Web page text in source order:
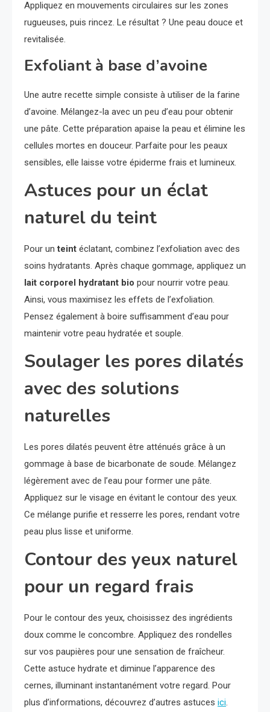
Appliquez en mouvements circulaires sur les zones
rugueuses, puis rincez. Le résultat ? Une peau douce et
revitalisée.
Exfoliant à base d’avoine
Une autre recette simple consiste à utiliser de la farine
d’avoine. Mélangez-la avec un peu d’eau pour obtenir
une pâte. Cette préparation apaise la peau et élimine les
cellules mortes en douceur. Parfaite pour les peaux
sensibles, elle laisse votre épiderme frais et lumineux.
Astuces pour un éclat
naturel du teint
Pour unteint éclatant, combinez l’exfoliation avec des
soins hydratants. Après chaque gommage, appliquez un
lait corporel hydratant bio pour nourrir votre peau.
Ainsi, vous maximisez les effets de l’exfoliation.
Pensez également à boire suffisamment d’eau pour
maintenir votre peau hydratée et souple.
Soulager les pores dilatés
avec des solutions
naturelles
Les pores dilatés peuvent être atténués grâce à un
gommage à base de bicarbonate de soude. Mélangez
légèrement avec de l’eau pour former une pâte.
Appliquez sur le visage en évitant le contour des yeux.
Ce mélange purifie et resserre les pores, rendant votre
peau plus lisse et uniforme.
Contour des yeux naturel
pour un regard frais
Pour le contour des yeux, choisissez des ingrédients
doux comme le concombre. Appliquez des rondelles
sur vos paupières pour une sensation de fraîcheur.
Cette astuce hydrate et diminue l’apparence des
cernes, illuminant instantanément votre regard. Pour
plus d’informations, découvrez d’autres astuces ici.